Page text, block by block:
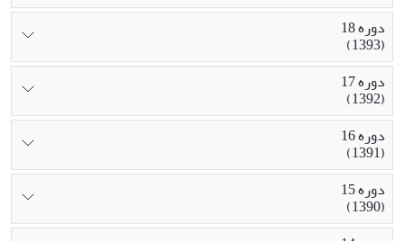
دوره 18
(1393)
دوره 17
(1392)
دوره 16
(1391)
دوره 15
(1390)